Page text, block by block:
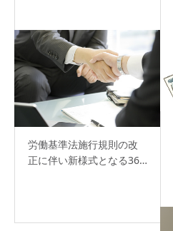
労働基準法施行規則の改
正に伴い新様式となる36…